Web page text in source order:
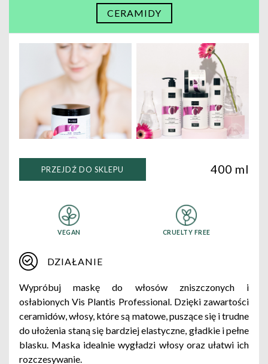
CERAMIDY
PRZEJDŹ DO SKLEPU 400 ml
VEGAN CRUELTY FREE
DZIAŁANIE
Wypróbuj maskę do włosów zniszczonych i
osłabionych Vis Plantis Professional. Dzięki zawartości
ceramidów, włosy, które są matowe, puszące się i trudne
do ułożenia staną się bardziej elastyczne, gładkie i pełne
blasku. Maska idealnie wygładzi włosy oraz ułatwi ich
rozczesywanie.